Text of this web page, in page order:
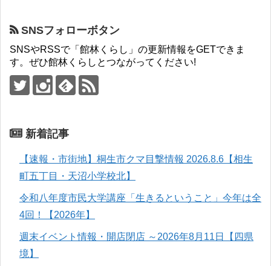
SNSフォローボタン
SNSやRSSで「館林くらし」の更新情報をGETできま
す。ぜひ館林くらしとつながってください!
新着記事
【速報・市街地】桐生市クマ目撃情報 2026.8.6【相生
町五丁目・天沼小学校北】
令和八年度市民大学講座「生きるということ」今年は全
4回！【2026年】
週末イベント情報・開店閉店 ～2026年8月11日【四県
境】